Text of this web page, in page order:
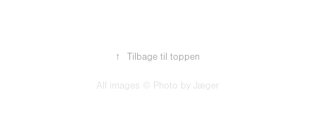
↑ Tilbage til toppen
All images © Photo by Jæger